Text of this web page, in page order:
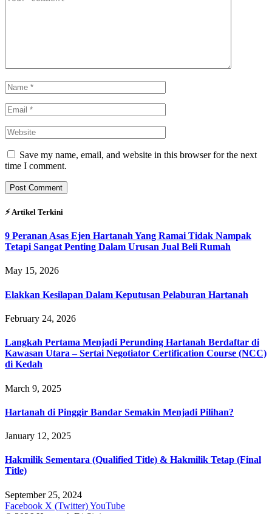
Save my name, email, and website in this browser for the next
time I comment.
⚡︎ Artikel Terkini
9 Peranan Asas Ejen Hartanah Yang Ramai Tidak Nampak
Tetapi Sangat Penting Dalam Urusan Jual Beli Rumah
May 15, 2026
Elakkan Kesilapan Dalam Keputusan Pelaburan Hartanah
February 24, 2026
Langkah Pertama Menjadi Perunding Hartanah Berdaftar di
Kawasan Utara – Sertai Negotiator Certification Course (NCC)
di Kedah
March 9, 2025
Hartanah di Pinggir Bandar Semakin Menjadi Pilihan?
January 12, 2025
Hakmilik Sementara (Qualified Title) & Hakmilik Tetap (Final
Title)
September 25, 2024
Facebook X (Twitter)YouTube